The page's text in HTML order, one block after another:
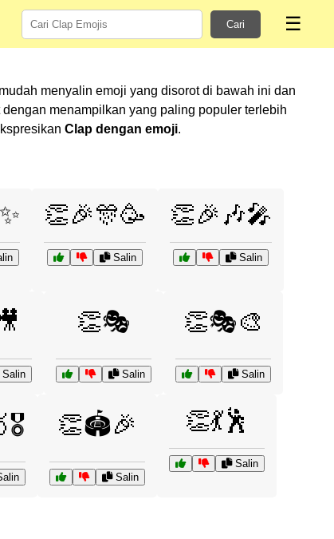
Cari ☰
menyalin emoji yang disorot di bawah ini dan
menampilkan yang paling populer terlebih
Clap dengan emoji.
👏🎉🎊🥳
Salin
👏🎉🎶🎤
Salin
Salin
👏🎭
Salin
👏🎭🎨
Salin
👏🏟️🎉
Salin
👏💃🕺
Salin